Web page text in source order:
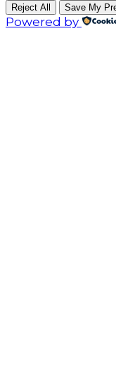
Reject All Save My
Powered by